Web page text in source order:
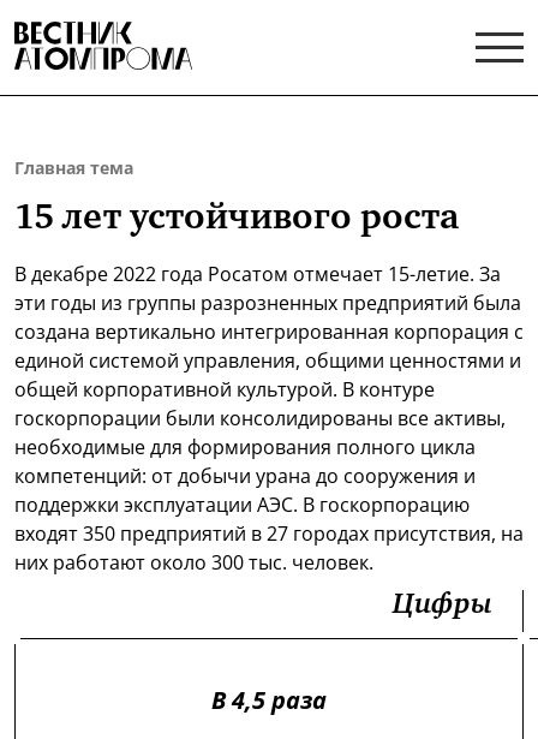
Главная тема
15 лет устойчивого роста
В декабре 2022 года Росатом отмечает 15-летие. За
эти годы из группы разрозненных предприятий была
создана вертикально интегрированная корпорация с
единой системой управления, общими ценностями и
общей корпоративной культурой. В контуре
госкорпорации были консолидированы все активы,
необходимые для формирования полного цикла
компетенций: от добычи урана до сооружения и
поддержки эксплуатации АЭС. В госкорпорацию
входят 350 предприятий в 27 городах присутствия, на
них работают около 300 тыс. человек.
В 4,5 раза
Цифры